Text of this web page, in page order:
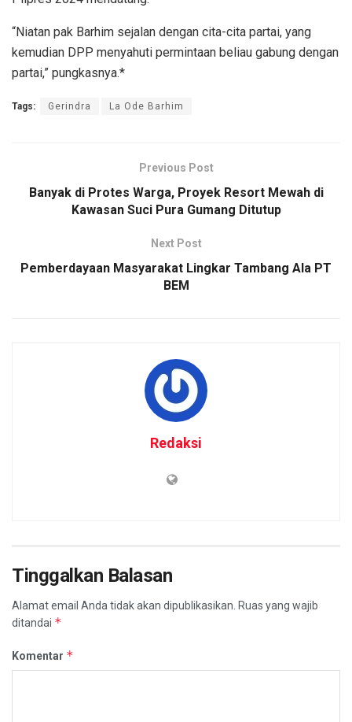
“Niatan pak Barhim sejalan dengan cita-cita partai, yang
kemudian DPP menyahuti permintaan beliau gabung dengan
partai,” pungkasnya.*
Tags: Gerindra La Ode Barhim
Previous Post
Banyak di Protes Warga, Proyek Resort Mewah di
Kawasan Suci Pura Gumang Ditutup
Next Post
Pemberdayaan Masyarakat Lingkar Tambang Ala PT
BEM
Redaksi
Tinggalkan Balasan
Alamat email Anda tidak akan dipublikasikan. Ruas yang wajib
ditandai *
Komentar *